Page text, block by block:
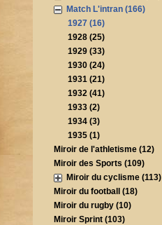
Match L'intran (166)
1927 (16)
1928 (25)
1929 (33)
1930 (24)
1931 (21)
1932 (41)
1933 (2)
1934 (3)
1935 (1)
Miroir de l'athletisme (12)
Miroir des Sports (109)
Miroir du cyclisme (113)
Miroir du football (18)
Miroir du rugby (10)
Miroir Sprint (103)